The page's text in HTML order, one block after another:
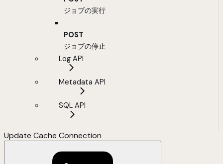
ジョブの実行
POST
ジョブの停止
Log API
Metadata API
SQL API
Update Cache Connection